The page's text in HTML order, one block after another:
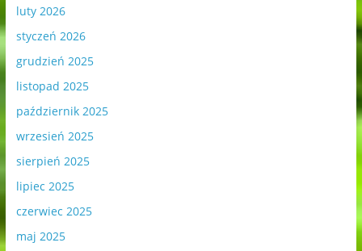
luty 2026
styczeń 2026
grudzień 2025
listopad 2025
październik 2025
wrzesień 2025
sierpień 2025
lipiec 2025
czerwiec 2025
maj 2025